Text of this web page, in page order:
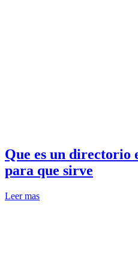
Que es un directorio
para que sirve
Leer mas